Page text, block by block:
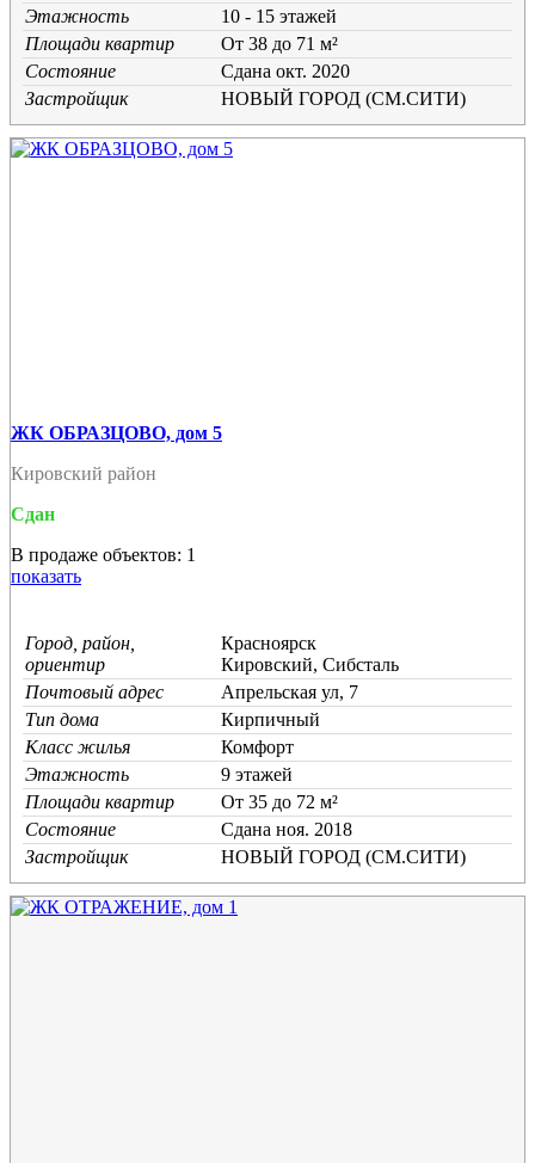
Этажность
10 - 15 этажей
Площади квартир
От 38 до 71 м²
Состояние
Cдана окт. 2020
Застройщик
НОВЫЙ ГОРОД (СМ.СИТИ)
ЖК ОБРАЗЦОВО, дом 5
Кировский район
Сдан
В продаже объектов: 1
показать
Город, район,
ориентир
Красноярск
Кировский, Сибсталь
Почтовый адрес
Апрельская ул, 7
Тип дома
Кирпичный
Класс жилья
Комфорт
Этажность
9 этажей
Площади квартир
От 35 до 72 м²
Состояние
Cдана ноя. 2018
Застройщик
НОВЫЙ ГОРОД (СМ.СИТИ)